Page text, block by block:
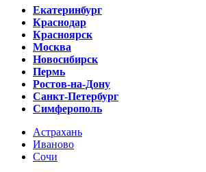
Екатеринбург
Краснодар
Красноярск
Москва
Новосибирск
Пермь
Ростов-на-Дону
Санкт-Петербург
Симферополь
Астрахань
Иваново
Сочи